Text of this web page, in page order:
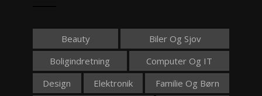
Beauty
Biler Og Sjov
Boligindretning
Computer Og IT
Design
Elektronik
Familie Og Børn